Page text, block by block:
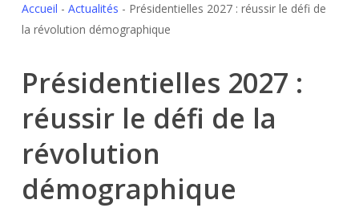
Accueil - Actualités - Présidentielles 2027 : réussir le défi de
la révolution démographique
Présidentielles 2027 :
réussir le défi de la
révolution
démographique